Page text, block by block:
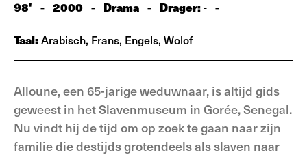
98' - 2000 - Drama - Drager:- -
Taal:Arabisch, Frans, Engels, Wolof
Alloune, een 65-jarige weduwnaar, is altijd gids
geweest in het Slavenmuseum in Gorée, Senegal.
Nu vindt hij de tijd om op zoek te gaan naar zijn
familie die destijds grotendeels als slaven naar